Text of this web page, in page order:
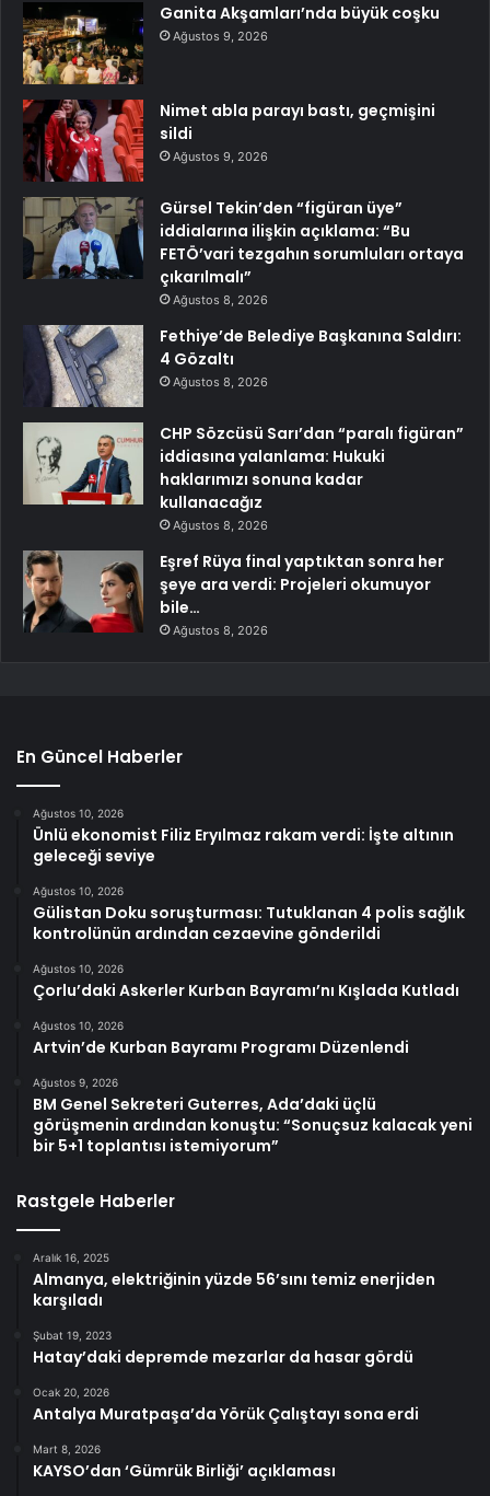
Ganita Akşamları’nda büyük coşku
Ağustos 9, 2026
Nimet abla parayı bastı, geçmişini
sildi
Ağustos 9, 2026
Gürsel Tekin’den “figüran üye”
iddialarına ilişkin açıklama: “Bu
FETÖ’vari tezgahın sorumluları ortaya
çıkarılmalı”
Ağustos 8, 2026
Fethiye’de Belediye Başkanına Saldırı:
4 Gözaltı
Ağustos 8, 2026
CHP Sözcüsü Sarı’dan “paralı figüran”
iddiasına yalanlama: Hukuki
haklarımızı sonuna kadar
kullanacağız
Ağustos 8, 2026
Eşref Rüya final yaptıktan sonra her
şeye ara verdi: Projeleri okumuyor
bile…
Ağustos 8, 2026
En Güncel Haberler
Ağustos 10, 2026
Ünlü ekonomist Filiz Eryılmaz rakam verdi: İşte altının
geleceği seviye
Ağustos 10, 2026
Gülistan Doku soruşturması: Tutuklanan 4 polis sağlık
kontrolünün ardından cezaevine gönderildi
Ağustos 10, 2026
Çorlu’daki Askerler Kurban Bayramı’nı Kışlada Kutladı
Ağustos 10, 2026
Artvin’de Kurban Bayramı Programı Düzenlendi
Ağustos 9, 2026
BM Genel Sekreteri Guterres, Ada’daki üçlü
görüşmenin ardından konuştu: “Sonuçsuz kalacak yeni
bir 5+1 toplantısı istemiyorum”
Rastgele Haberler
Aralık 16, 2025
Almanya, elektriğinin yüzde 56’sını temiz enerjiden
karşıladı
Şubat 19, 2023
Hatay’daki depremde mezarlar da hasar gördü
Ocak 20, 2026
Antalya Muratpaşa’da Yörük Çalıştayı sona erdi
Mart 8, 2026
KAYSO’dan ‘Gümrük Birliği’ açıklaması